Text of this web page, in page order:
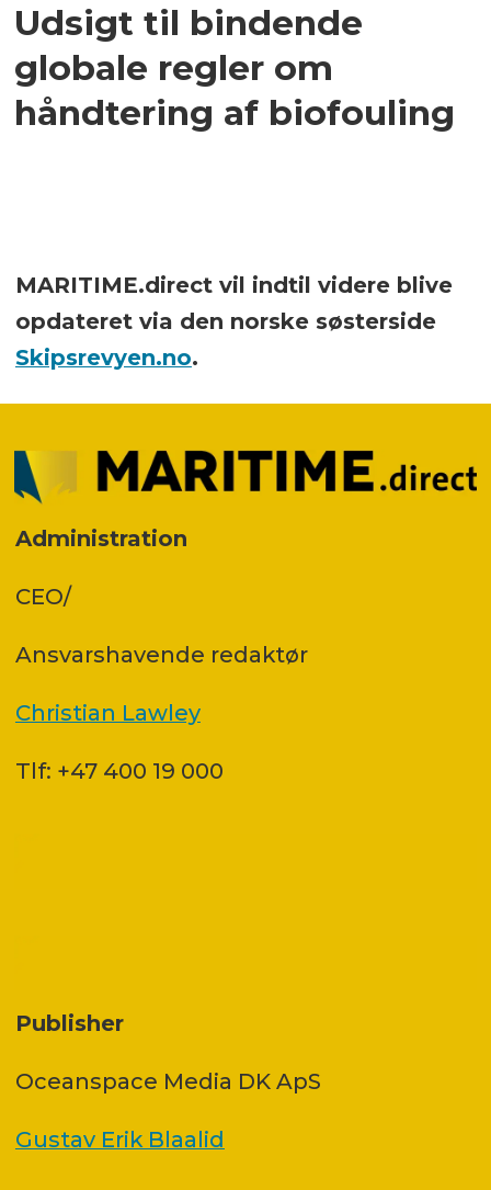
Udsigt til bindende
globale regler om
håndtering af biofouling
MARITIME.direct vil indtil videre blive
opdateret via den norske søsterside
Skipsrevyen.no.
Administration
CEO/
Ansvars­havende redaktør
Christian Lawley
Tlf: +47 400 19 000
Publisher
Oceanspace Media DK ApS
Gustav Erik Blaalid